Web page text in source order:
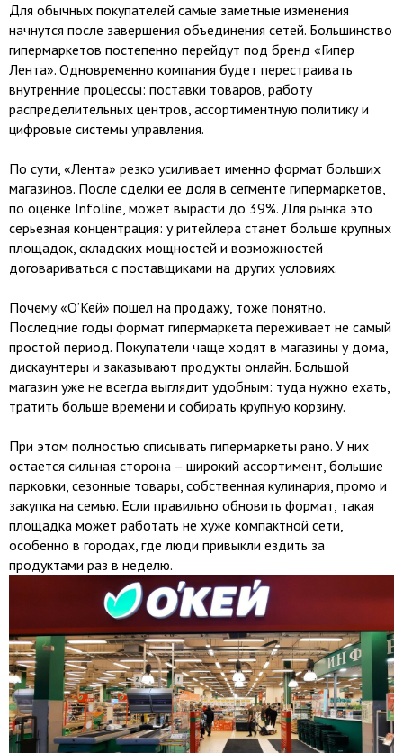
Для обычных покупателей самые заметные изменения
начнутся после завершения объединения сетей. Большинство
гипермаркетов постепенно перейдут под бренд «Гипер
Лента». Одновременно компания будет перестраивать
внутренние процессы: поставки товаров, работу
распределительных центров, ассортиментную политику и
цифровые системы управления.
По сути, «Лента» резко усиливает именно формат больших
магазинов. После сделки ее доля в сегменте гипермаркетов,
по оценке Infoline, может вырасти до 39%. Для рынка это
серьезная концентрация: у ритейлера станет больше крупных
площадок, складских мощностей и возможностей
договариваться с поставщиками на других условиях.
Почему «О’Кей» пошел на продажу, тоже понятно.
Последние годы формат гипермаркета переживает не самый
простой период. Покупатели чаще ходят в магазины у дома,
дискаунтеры и заказывают продукты онлайн. Большой
магазин уже не всегда выглядит удобным: туда нужно ехать,
тратить больше времени и собирать крупную корзину.
При этом полностью списывать гипермаркеты рано. У них
остается сильная сторона – широкий ассортимент, большие
парковки, сезонные товары, собственная кулинария, промо и
закупка на семью. Если правильно обновить формат, такая
площадка может работать не хуже компактной сети,
особенно в городах, где люди привыкли ездить за
продуктами раз в неделю.